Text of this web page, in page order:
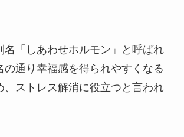
名「しあわせホルモン」と呼ばれ
の通り幸福感を得られやすくなる
、ストレス解消に役立つと言われ